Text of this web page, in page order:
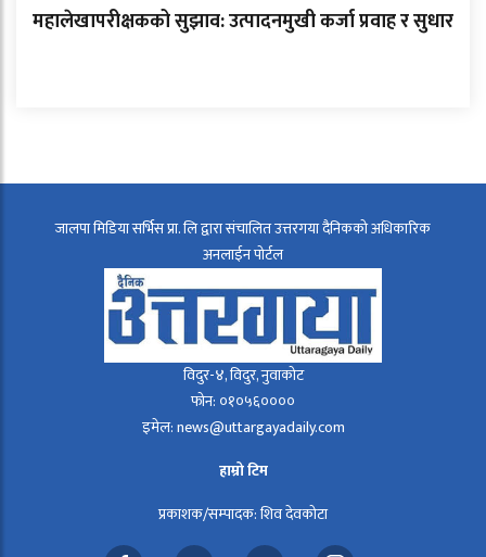
महालेखापरीक्षकको सुझाव: उत्पादनमुखी कर्जा प्रवाह र सुधार
जालपा मिडिया सर्भिस प्रा. लि द्वारा संचालित उत्तरगया दैनिकको अधिकारिक
अनलाईन पोर्टल
विदुर-४, विदुर, नुवाकोट
फोन: ०१०५६००००
इमेल: news@uttargayadaily.com
हाम्रो टिम
प्रकाशक/सम्पादक: शिव देवकोटा